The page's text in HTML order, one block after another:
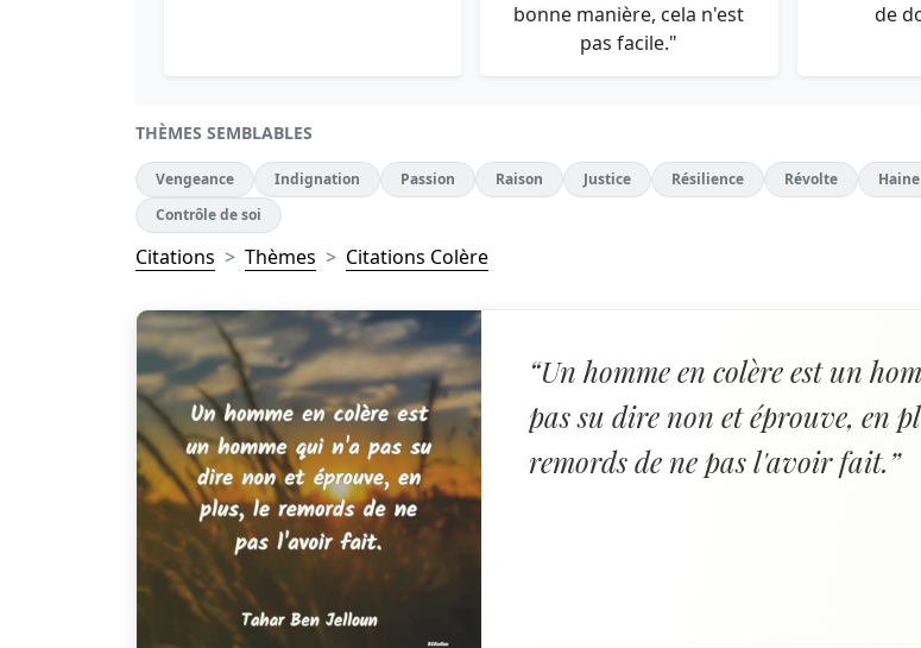
bonne manière, cela n'est
pas facile."
de
THÈMES SEMBLABLES
Vengeance Indignation Passion Raison Justice Résilience Révolte Haine
Contrôle de soi
Citations Thèmes Citations Colère
“Un homme en colère est un
pas su dire non et éprouve, en
remords de ne pas l'avoir fait.”